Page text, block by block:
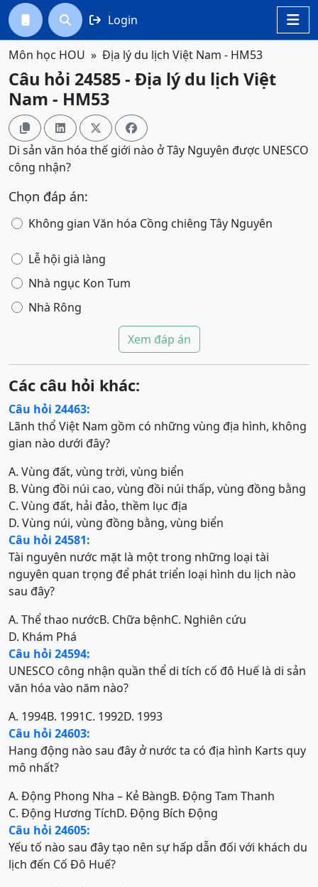

  Login
Môn học HOU Địa lý du lịch Việt Nam - HM53
Câu hỏi 24585 - Địa lý du lịch Việt
Nam - HM53
   
Di sản văn hóa thế giới nào ở Tây Nguyên được UNESCO
công nhận?
Chọn đáp án:
Không gian Văn hóa Cồng chiêng Tây Nguyên
Lễ hội già làng
Nhà ngục Kon Tum
Nhà Rông
Xem đáp án
Các câu hỏi khác:
Câu hỏi 24463:
Lãnh thổ Việt Nam gồm có những vùng địa hình, không
gian nào dưới đây?
A. Vùng đất, vùng trời, vùng biển
B. Vùng đồi núi cao, vùng đồi núi thấp, vùng đồng bằng
C. Vùng đất, hải đảo, thềm lục địa
D. Vùng núi, vùng đồng bằng, vùng biển
Câu hỏi 24581:
Tài nguyên nước mặt là một trong những loại tài
nguyên quan trọng để phát triển loại hình du lịch nào
sau đây?
A. Thể thao nướcB. Chữa bệnhC. Nghiên cứu
D. Khám Phá
Câu hỏi 24594:
UNESCO công nhận quần thể di tích cố đô Huế là di sản
văn hóa vào năm nào?
A. 1994B. 1991C. 1992D. 1993
Câu hỏi 24603:
Hang động nào sau đây ở nước ta có địa hình Karts quy
mô nhất?
A. Động Phong Nha – Kẻ BàngB. Động Tam Thanh
C. Động Hương TíchD. Động Bích Động
Câu hỏi 24605:
Yếu tố nào sau đây tạo nên sự hấp dẫn đối với khách du
lịch đến Cố Đô Huế?